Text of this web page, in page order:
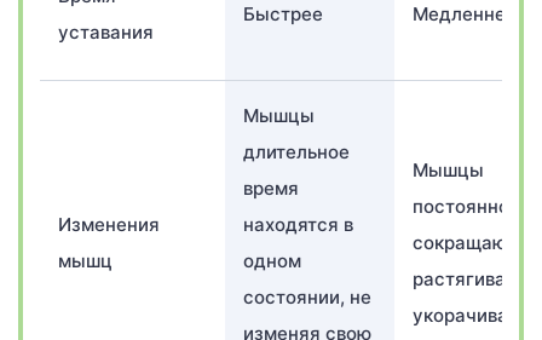
уставания
Быстрее Медленнее
Изменения
мышц
Мышцы
длительное
время
находятся в
одном
состоянии, не
изменяя свою
Мышцы
постоянно
сокращаются,
растягиваясь